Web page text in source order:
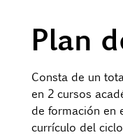
Plan
Consta de un
en 2 cursos
de formación en
currículo del